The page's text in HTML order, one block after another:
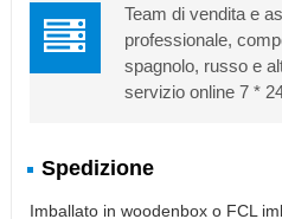
Team di vendita e
professionale,
spagnolo, russo e
servizio online 7 *
Spedizione
Imballato in woodenbox o FCL